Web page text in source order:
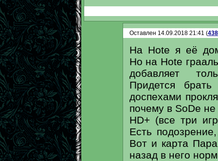
Оставлен 14.09.2018 21:41 (
На Hote я её
Но на Hote
добавляет
Придется
доспехами
почему в SoDe
HD+ (все три
Есть
Вот и карта
назад в него